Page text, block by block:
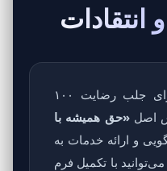
تیم ما همواره در تلاش برای جلب رضایت ۱۰۰
اصل«حق همیشه با
و ارائه خدمات به
با تکمیل فرم